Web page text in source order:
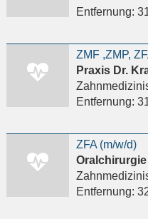
Entfernung:
Praxis Dr.
Entfernung:
ZFA (m/w/d)
Oralchirurgie
Entfernung: